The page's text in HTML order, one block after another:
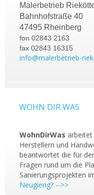
Malerbetrieb
Bahnhofstraße 40
47495 Rheinberg
fon 02843 2163
fax 02843 16315
info@malerbetrieb-
WOHN DIR WAS
WohnDirWas
Herstellern und
beantwortet die für
Fragen rund um die
Sanierungsprojekten
Neugierig? -->>